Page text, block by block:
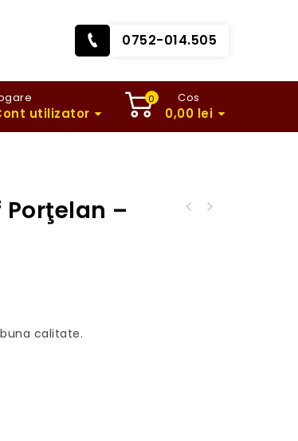
0752-014.505
utilizator
0 Cos
0,00 lei
–
calitate.